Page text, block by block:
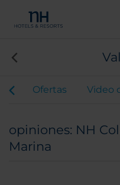
Ofertas Video
opiniones: NH
Marina